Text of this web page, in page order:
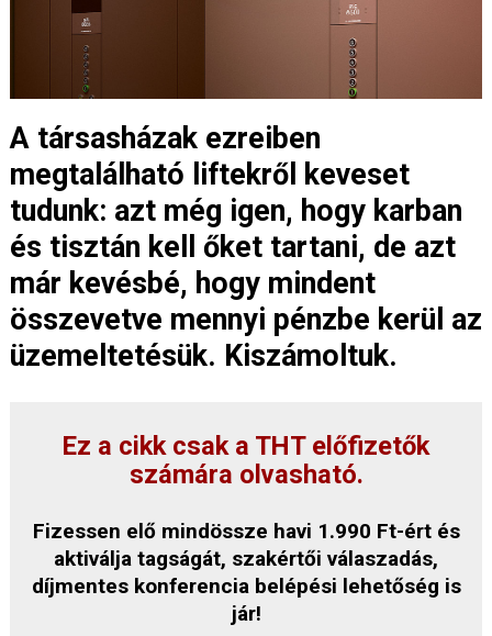
A társasházak ezreiben
megtalálható liftekről keveset
tudunk: azt még igen, hogy karban
és tisztán kell őket tartani, de azt
már kevésbé, hogy mindent
összevetve mennyi pénzbe kerül az
üzemeltetésük. Kiszámoltuk.
Ez a cikk csak a THT előfizetők
számára olvasható.
Fizessen elő mindössze havi 1.990 Ft-ért és
aktiválja tagságát, szakértői válaszadás,
díjmentes konferencia belépési lehetőség is
jár!